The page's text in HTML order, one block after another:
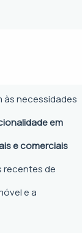
às necessidades
em
e comerciais
recentes de
e a